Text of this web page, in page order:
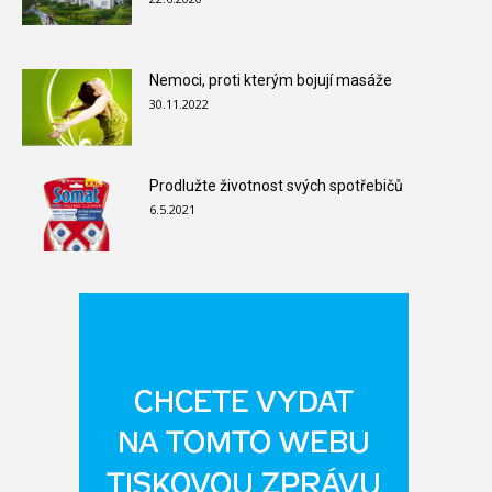
Nemoci, proti kterým bojují masáže
30.11.2022
Prodlužte životnost svých spotřebičů
6.5.2021